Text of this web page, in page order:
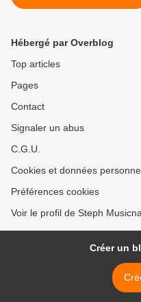
apprendre plus sur « #1 »
Hébergé par Overblog
Top articles
Pages
Contact
Signaler un abus
C.G.U.
Cookies et données
Préférences cookies
Voir le profil de Steph
Créer un